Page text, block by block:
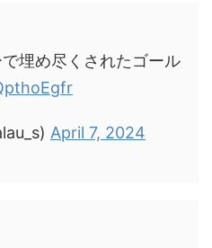
埋め尽くされたゴール
April 7, 2024